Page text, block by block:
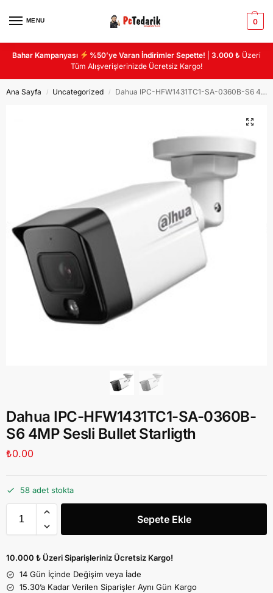
MENU 0
Bahar Kampanyası %50’ye Varan İndirimler Sepette! |3.000 ₺ Üzeri
Tüm Alışverişlerinizde Ücretsiz Kargo!
Ana Sayfa / Uncategorized / Dahua IPC-HFW1431TC1-SA-0360B-S6 4MP Sesli Bullet Starligth
Dahua IPC-HFW1431TC1-SA-0360B-
S6 4MP Sesli Bullet Starligth
₺0.00
58 adet stokta
Sepete Ekle
10.000 ₺ Üzeri Siparişleriniz Ücretsiz Kargo!
14 Gün İçinde Değişim veya İade
15.30’a Kadar Verilen Siparişler Aynı Gün Kargo